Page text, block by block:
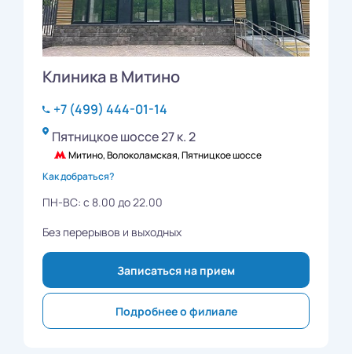
Клиника в Митино
+7 (499) 444-01-14
Пятницкое шоссе 27 к. 2
Митино, Волоколамская, Пятницкое шоссе
Как добраться?
ПН-ВС: с 8.00 до 22.00
Без перерывов и выходных
Записаться на прием
Подробнее о филиале